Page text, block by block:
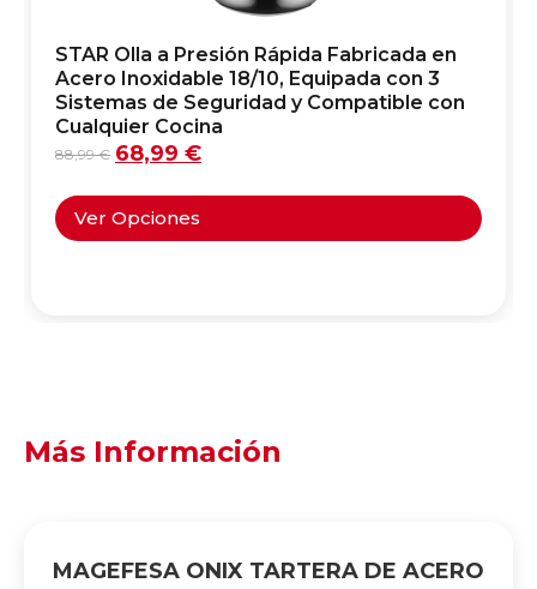
STAR Olla a Presión Rápida Fabricada en
Acero Inoxidable 18/10, Equipada con 3
Sistemas de Seguridad y Compatible con
Cualquier Cocina
88,99€ 68,99 €
Ver Opciones
Más Información
MAGEFESA ONIX TARTERA DE ACERO